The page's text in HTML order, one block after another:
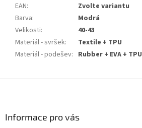
EAN:
Zvolte variantu
Barva:
Modrá
Velikosti:
40-43
Materiál - svršek:
Textile + TPU
Materiál - podešev: Rubber + EVA + TPU
Informace pro vás